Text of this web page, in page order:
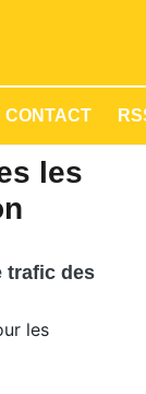
CONTACT
les
trafic des
les